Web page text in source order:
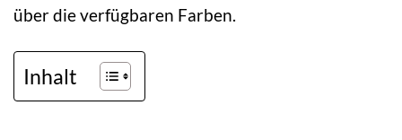
über die verfügbaren Farben.
Inhalt